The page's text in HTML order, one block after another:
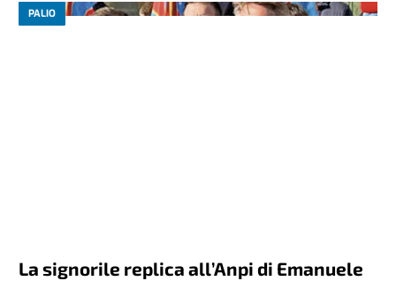
PALIO
La signorile replica all’Anpi di Emanuele